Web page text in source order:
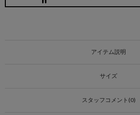
アイテム説明
サイズ
スタッフコメント(0)